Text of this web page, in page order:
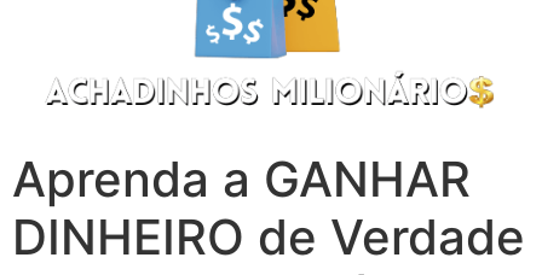
Aprenda a GANHAR
DINHEIRO de Verdade